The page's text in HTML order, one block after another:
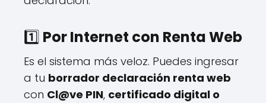
1️⃣ Por Internet con Renta Web
Es el sistema más veloz. Puedes ingresar
a tu borrador declaración renta web
con Cl@ve PIN, certificado digital o